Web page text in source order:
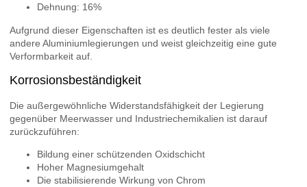
Dehnung: 16%
Aufgrund dieser Eigenschaften ist es deutlich fester als viele
andere Aluminiumlegierungen und weist gleichzeitig eine gute
Verformbarkeit auf.
Korrosionsbeständigkeit
Die außergewöhnliche Widerstandsfähigkeit der Legierung
gegenüber Meerwasser und Industriechemikalien ist darauf
zurückzuführen:
Bildung einer schützenden Oxidschicht
Hoher Magnesiumgehalt
Die stabilisierende Wirkung von Chrom